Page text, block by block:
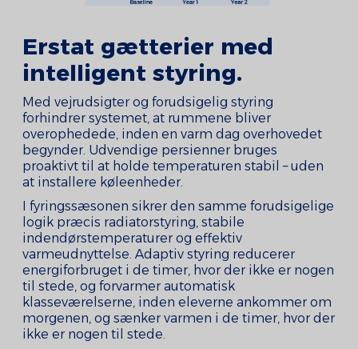
Erstat gætterier med
intelligent styring.
Med vejrudsigter og forudsigelig styring
forhindrer systemet, at rummene bliver
overophedede, inden en varm dag overhovedet
begynder. Udvendige persienner bruges
proaktivt til at holde temperaturen stabil – uden
at installere køleenheder.
I fyringssæsonen sikrer den samme forudsigelige
logik præcis radiatorstyring, stabile
indendørstemperaturer og effektiv
varmeudnyttelse. Adaptiv styring reducerer
energiforbruget i de timer, hvor der ikke er nogen
til stede, og forvarmer automatisk
klasseværelserne, inden eleverne ankommer om
morgenen, og sænker varmen i de timer, hvor der
ikke er nogen til stede.